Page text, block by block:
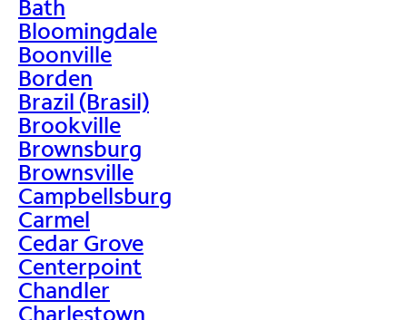
Bath
Bloomingdale
Boonville
Borden
Brazil (Brasil)
Brookville
Brownsburg
Brownsville
Campbellsburg
Carmel
Cedar Grove
Centerpoint
Chandler
Charlestown